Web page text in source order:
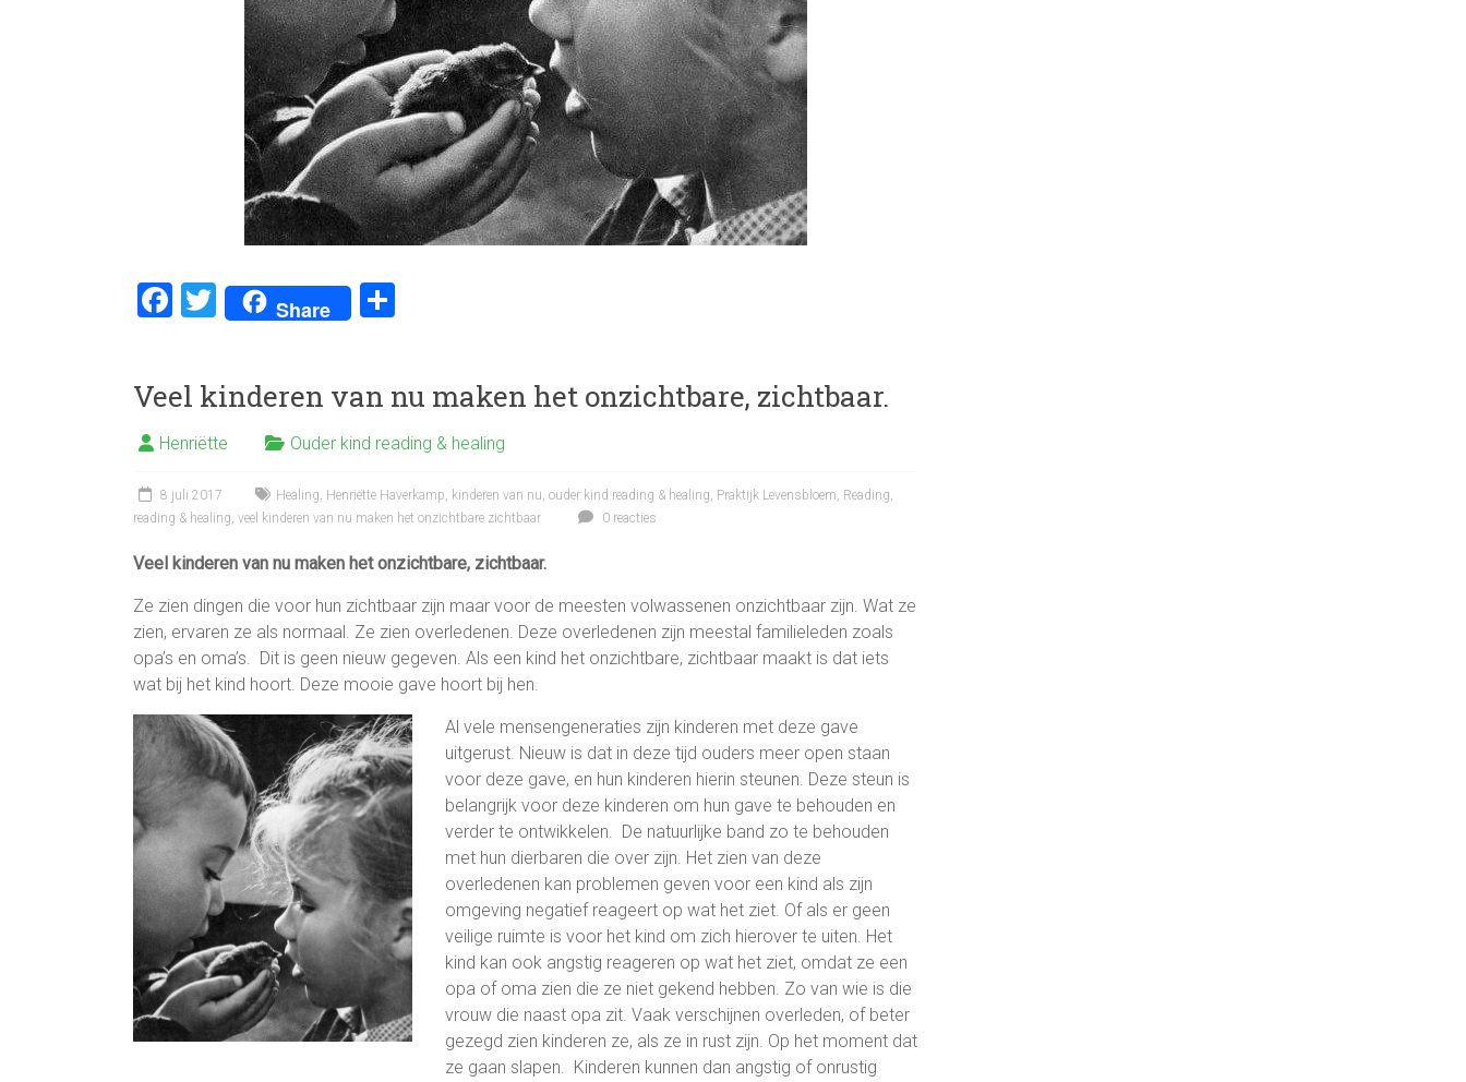
F
b
o
T
wi
er
Share
n
Veel kinderen van nu maken het onzichtbare, zichtbaar.
Henriëtte Ouder kind reading & healing
8 juli 2017 Healing, Henriëtte Haverkamp, kinderen van nu, ouder kind reading & healing, Praktijk Levensbloem, Reading,
reading & healing, veel kinderen van nu maken het onzichtbare zichtbaar 0 reacties
Veel kinderen van nu maken het onzichtbare, zichtbaar.
Ze zien dingen die voor hun zichtbaar zijn maar voor de meesten volwassenen onzichtbaar zijn. Wat ze
zien, ervaren ze als normaal. Ze zien overledenen. Deze overledenen zijn meestal familieleden zoals
opa’s en oma’s. Dit is geen nieuw gegeven. Als een kind het onzichtbare, zichtbaar maakt is dat iets
wat bij het kind hoort. Deze mooie gave hoort bij hen.
Al vele mensengeneraties zijn kinderen met deze gave
uitgerust. Nieuw is dat in deze tijd ouders meer open staan
voor deze gave, en hun kinderen hierin steunen. Deze steun is
belangrijk voor deze kinderen om hun gave te behouden en
verder te ontwikkelen. De natuurlijke band zo te behouden
met hun dierbaren die over zijn. Het zien van deze
overledenen kan problemen geven voor een kind als zijn
omgeving negatief reageert op wat het ziet. Of als er geen
veilige ruimte is voor het kind om zich hierover te uiten. Het
kind kan ook angstig reageren op wat het ziet, omdat ze een
opa of oma zien die ze niet gekend hebben. Zo van wie is die
vrouw die naast opa zit. Vaak verschijnen overleden, of beter
gezegd zien kinderen ze, als ze in rust zijn. Op het moment dat
ze gaan slapen. Kinderen kunnen dan angstig of onrustig